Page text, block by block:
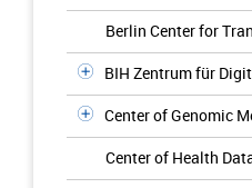
Berlin Center for
BIH Zentrum für
Center of Genomic
Center of Health